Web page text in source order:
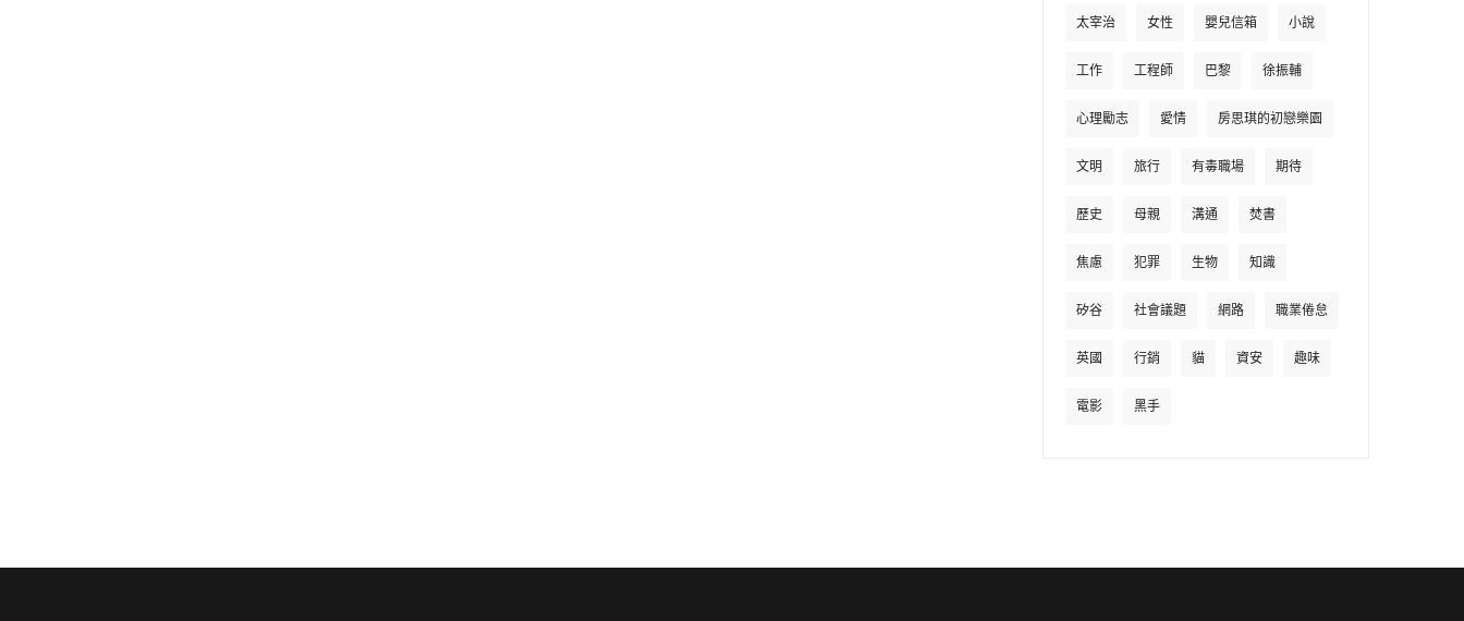
太宰治 女性 嬰兒信箱 小說
工作 工程師 巴黎 徐振輔
心理勵志 愛情 房思琪的初戀樂園
文明 旅行 有毒職場 期待
歷史 母親 溝通 焚書
焦慮 犯罪 生物 知識
矽谷 社會議題 網路 職業倦怠
英國 行銷 貓 資安 趣味
電影 黑手